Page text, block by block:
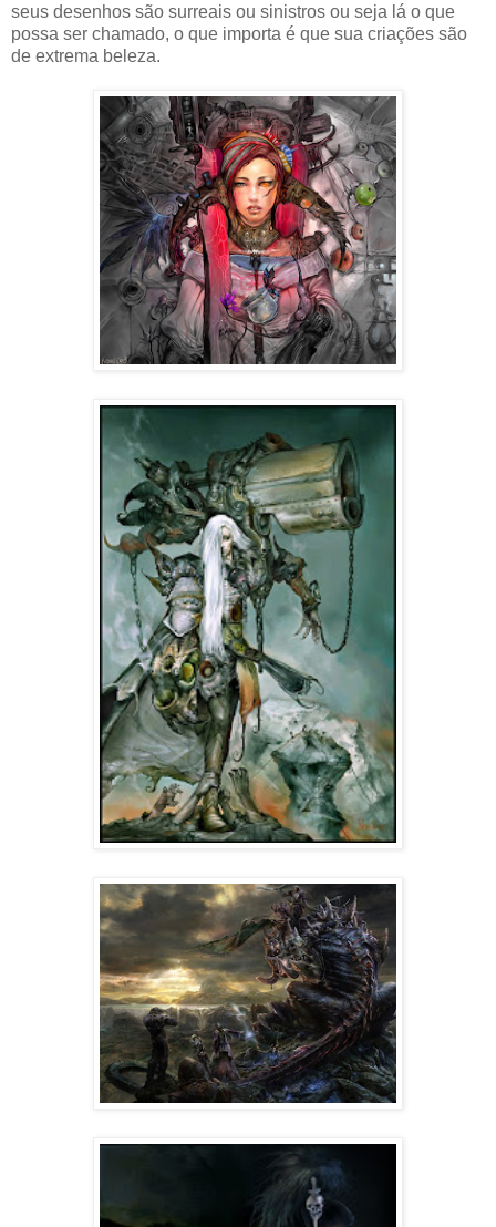
seus desenhos são surreais ou sinistros ou seja lá o que
possa ser chamado, o que importa é que sua criações são
de extrema beleza.